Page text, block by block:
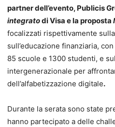
partner dell’evento, Publicis
integratodi Visa e la proposta
focalizzati rispettivamente
sull’educazione finanziaria,
85 scuole e 1300 studenti, e
intergenerazionale per
dell’alfabetizzazione digitale.
Durante la serata sono state
hanno partecipato a delle